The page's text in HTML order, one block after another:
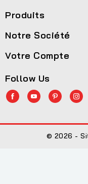
Produits
Notre Société
Votre Compte
Follow Us
© 2026 -